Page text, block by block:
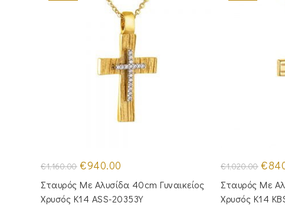
€1,160.00 Original
price
was:
€1,160.00.
€940.00
τιμή
είναι:
€940.00.
Σταυρός Με Αλυσίδα 40cm Γυναικείος
Χρυσός Κ14 ASS-20353Y
€1,020.00 price
was:
€
Σταυρός Mε
Χρυσός Κ14